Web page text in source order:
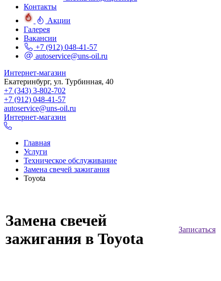
Контакты
Акции
Галерея
Вакансии
+7 (912) 048-41-57
autoservice@uns-oil.ru
Интернет-магазин
Екатеринбург, ул. Турбинная, 40
+7 (343) 3-802-702
+7 (912) 048-41-57
autoservice@uns-oil.ru
Интернет-магазин
Главная
Услуги
Техническое обслуживание
Замена свечей зажигания
Toyota
Замена свечей
зажигания в Toyota
Записаться